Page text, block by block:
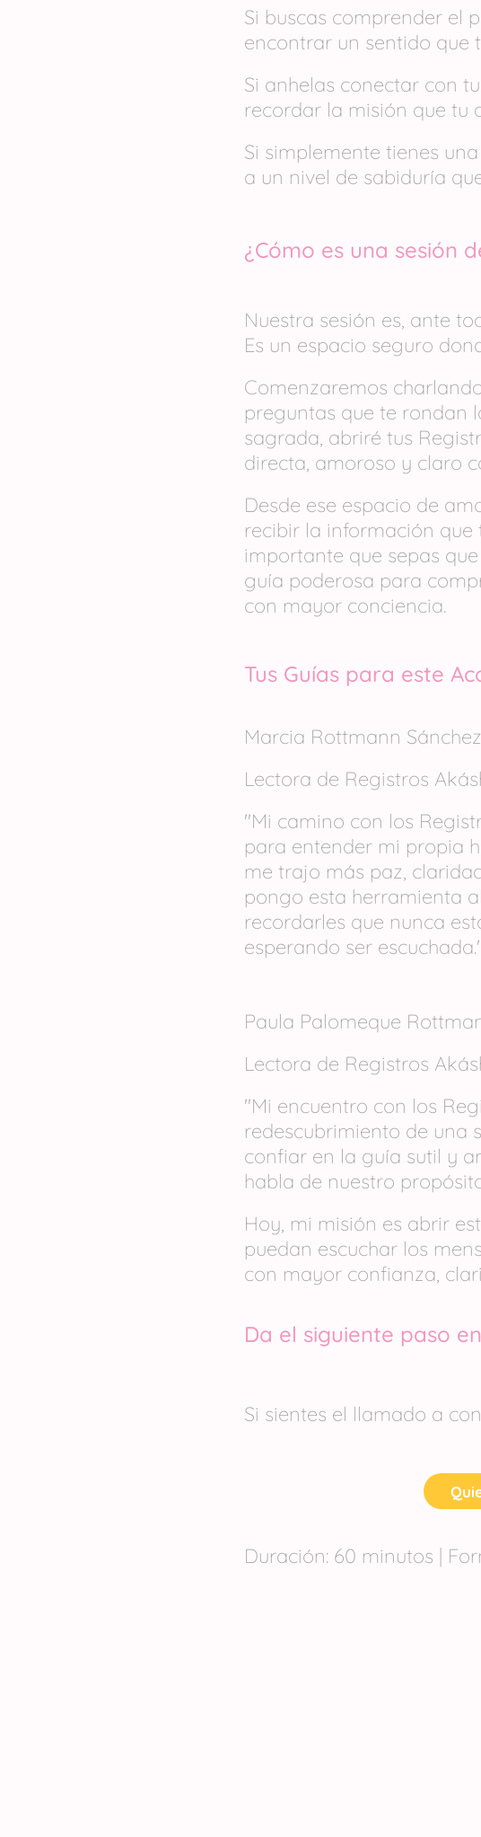
Si buscas comprender el
encontrar un sentido que
Si anhelas conectar con
recordar la misión que tu
Si simplemente tienes
a un nivel de sabiduría
¿Cómo es una sesión
Nuestra sesión es, ante
Es un espacio seguro
Comenzaremos
preguntas que te rondan
sagrada, abriré tus
directa, amoroso y claro
Desde ese espacio de
recibir la información
importante que sepas
guía poderosa para
con mayor conciencia.
Tus Guías para este
Marcia Rottmann Sánchez
Lectora de Registros
"Mi camino con los
para entender mi propia
me trajo más paz,
pongo esta herramienta
recordarles que nunca
esperando ser
Paula Palomeque
Lectora de Registros
"Mi encuentro con los
redescubrimiento de una
confiar en la guía sutil y
habla de nuestro
Hoy, mi misión es abrir
puedan escuchar los
con mayor confianza,
Da el siguiente paso
Si sientes el llamado a
Duración: 60 minutos |